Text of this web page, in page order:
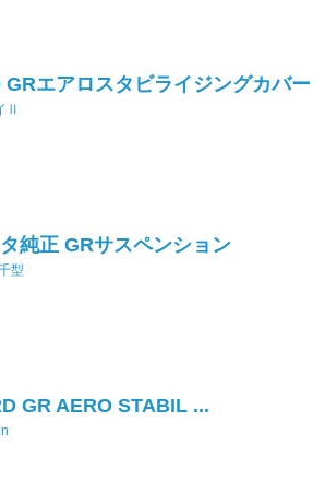
GRエアロスタビライジングカバー
Ⅱ
タ純正 GRサスペンション
型
GR AERO STABIL ...